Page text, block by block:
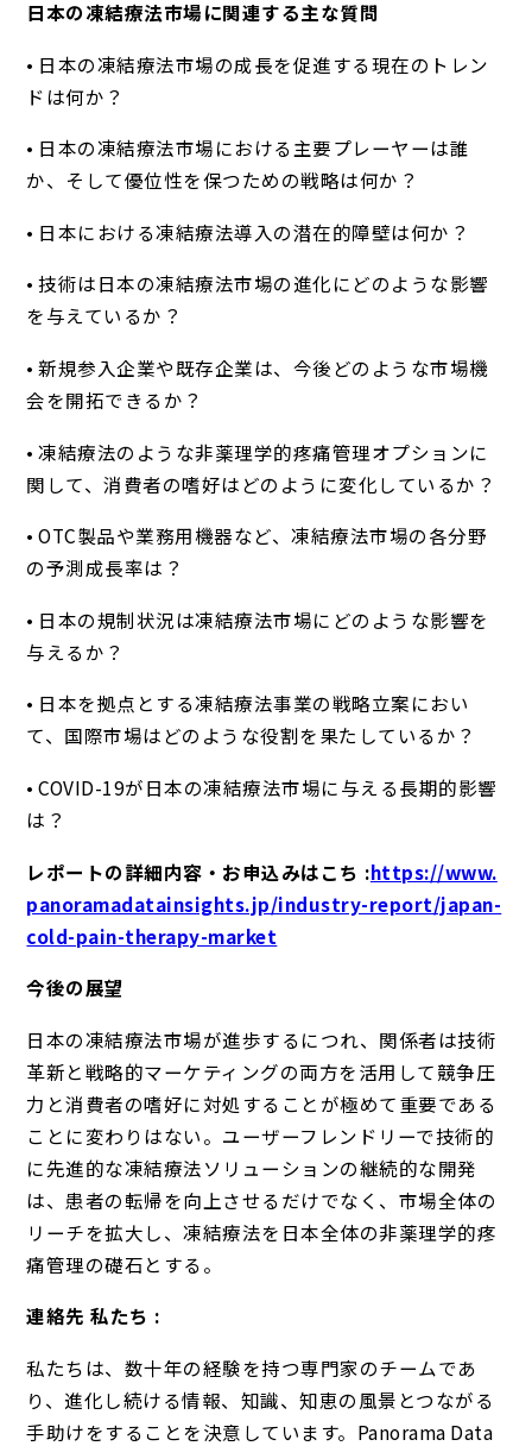
日本の凍結療法市場に関連する主な質問
• 日本の凍結療法市場の成長を促進する現在のトレン
ドは何か？
• 日本の凍結療法市場における主要プレーヤーは誰
か、そして優位性を保つための戦略は何か？
• 日本における凍結療法導入の潜在的障壁は何か？
• 技術は日本の凍結療法市場の進化にどのような影響
を与えているか？
• 新規参入企業や既存企業は、今後どのような市場機
会を開拓できるか？
• 凍結療法のような非薬理学的疼痛管理オプションに
関して、消費者の嗜好はどのように変化しているか？
• OTC製品や業務用機器など、凍結療法市場の各分野
の予測成長率は？
• 日本の規制状況は凍結療法市場にどのような影響を
与えるか？
• 日本を拠点とする凍結療法事業の戦略立案におい
て、国際市場はどのような役割を果たしているか？
• COVID-19が日本の凍結療法市場に与える長期的影響
は？
レポートの詳細内容・お申込みはこち :https://www.
panoramadatainsights.jp/industry-report/japan-
cold-pain-therapy-market
今後の展望
日本の凍結療法市場が進歩するにつれ、関係者は技術
革新と戦略的マーケティングの両方を活用して競争圧
力と消費者の嗜好に対処することが極めて重要である
ことに変わりはない。ユーザーフレンドリーで技術的
に先進的な凍結療法ソリューションの継続的な開発
は、患者の転帰を向上させるだけでなく、市場全体の
リーチを拡大し、凍結療法を日本全体の非薬理学的疼
痛管理の礎石とする。
連絡先 私たち :
私たちは、数十年の経験を持つ専門家のチームであ
り、進化し続ける情報、知識、知恵の風景とつながる
手助けをすることを決意しています。Panorama Data